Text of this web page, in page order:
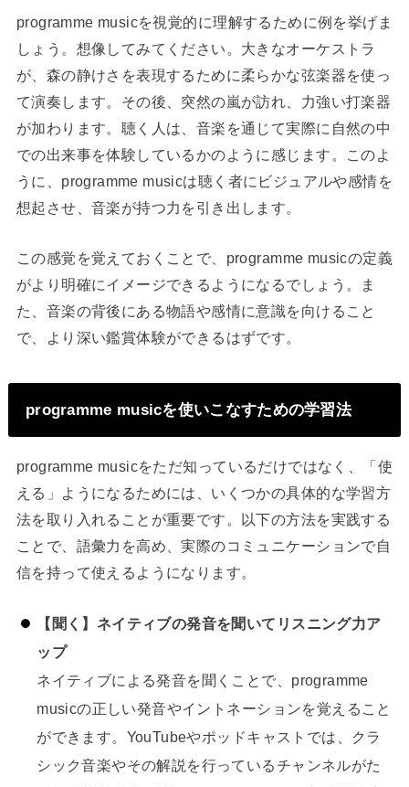
programme musicを視覚的に理解するために例を挙げま
しょう。想像してみてください。大きなオーケストラ
が、森の静けさを表現するために柔らかな弦楽器を使っ
て演奏します。その後、突然の嵐が訪れ、力強い打楽器
が加わります。聴く人は、音楽を通じて実際に自然の中
での出来事を体験しているかのように感じます。このよ
うに、programme musicは聴く者にビジュアルや感情を
想起させ、音楽が持つ力を引き出します。
この感覚を覚えておくことで、programme musicの定義
がより明確にイメージできるようになるでしょう。ま
た、音楽の背後にある物語や感情に意識を向けること
で、より深い鑑賞体験ができるはずです。
programme musicを使いこなすための学習法
programme musicをただ知っているだけではなく、「使
える」ようになるためには、いくつかの具体的な学習方
法を取り入れることが重要です。以下の方法を実践する
ことで、語彙力を高め、実際のコミュニケーションで自
信を持って使えるようになります。
【聞く】ネイティブの発音を聞いてリスニング力ア
ップ
ネイティブによる発音を聞くことで、programme
musicの正しい発音やイントネーションを覚えること
ができます。YouTubeやポッドキャストでは、クラ
シック音楽やその解説を行っているチャンネルがた